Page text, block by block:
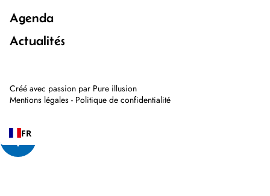
Agenda
Actualités
Créé avec passion par Pure illusion
Mentions légales - Politique de confidentialité
FR